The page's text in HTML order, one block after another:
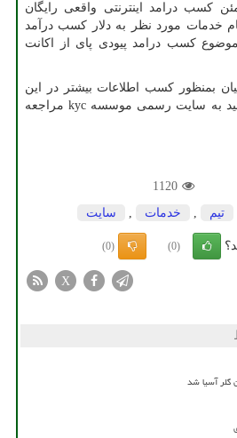
کسب درامد اینترنتی واقعی رایگان
خدمات مورد نظر به دلار کسب درآمد
موضوع کسب درامد پیودی پای از اکانت
بمنظور کسب اطلاعات بیشتر در این
به سایت رسمی موسسه kyc مراجعه
1120
تیم خدمات سایت
(0)
(0)
X
گلر آسیا شد